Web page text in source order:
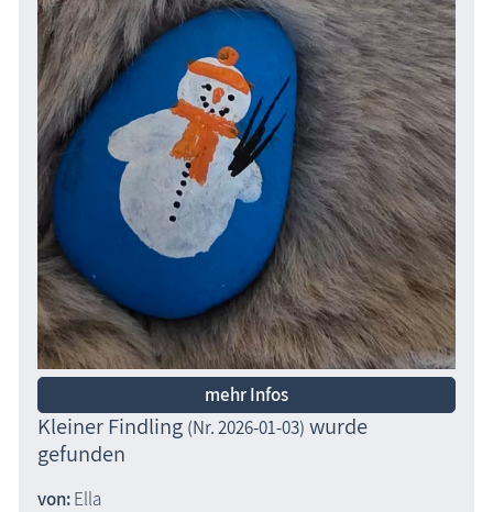
mehr Infos
Kleiner Findling (Nr. 2026-01-03) wurde
gefunden
von:Ella